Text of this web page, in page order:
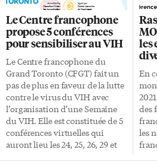
la modernisation de la LLO,
allez-vous intégrer en tout ou
en partie les recommandations
de la FCFA? J’essaie de prendre
un peu de recul, ça fait trois
semaines que je suis la ministre
des Langues officielles. J’ai eu
le privilège de rencontrer la
FCFA pour entendre leurs
recommandations et d’autres
groupes d’intervenants. […]
voix
Le Centre francophone
propose 5 conférences
pour sensibiliser au VIH
Le Centre francophone du
Grand Toronto (CFGT) fait un
pas de plus en faveur de la lutte
contre le virus du VIH avec
l’organisation d’une Semaine
du VIH. Elle est constituée de 5
conférences virtuelles qui
auront lieu les 24, 25, 26, 29 et
les
En
des
les